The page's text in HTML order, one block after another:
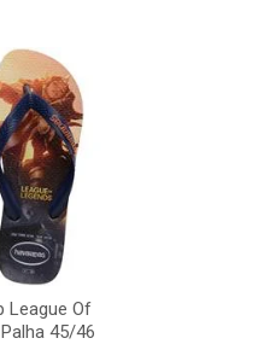
League Of
45/46